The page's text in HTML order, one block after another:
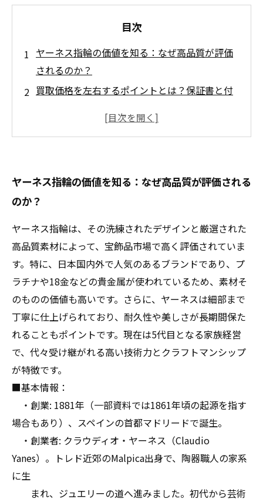
目次
ヤーネス指輪の価値を知る：なぜ高品質が評価
されるのか？
買取価格を左右するポイントとは？保証書と付
指輪の状態を見極めるコツ：小さな傷も見逃さ
る専門店とは？
相場を理解して納得の買取価格を実現する方法
ヤーネス指輪の高価買取が可能に！実際の売却
体験談を紹介
まとめ：ヤーネスの指輪を賢く売るための秘訣
とポイント
ヤーネス指輪の価値を知る：なぜ高品質が評価される
のか？
ヤーネス指輪は、その洗練されたデザインと厳選された
高品質素材によって、宝飾品市場で高く評価されていま
す。特に、日本国内外で人気のあるブランドであり、プ
ラチナや18金などの貴金属が使われているため、素材そ
のものの価値も高いです。さらに、ヤーネスは細部まで
丁寧に仕上げられており、耐久性や美しさが長期間保た
れることもポイントです。現在は5代目となる家族経営
で、代々受け継がれる高い技術力とクラフトマンシップ
が特徴です。
■基本情報：
・創業: 1881年（一部資料では1861年頃の起源を指す
場合もあり）、スペインの首都マドリードで誕生。
・創業者: クラウディオ・ヤーネス（Claudio
Yanes）。トレド近郊のMalpica出身で、陶器職人の家系
に生
まれ、ジュエリーの道へ進みました。初代から芸術